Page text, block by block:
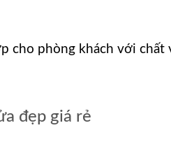
cho phòng khách với chất
đẹp giá rẻ